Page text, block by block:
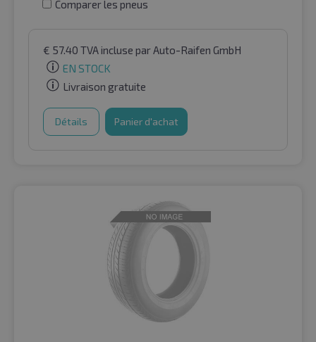
Comparer les pneus
€ 57.40 TVA incluse par Auto-Raifen GmbH
EN STOCK
Livraison gratuite
Détails Panier d'achat